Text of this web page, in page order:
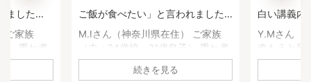
れました
生徒さ
ご家族
） 重ね煮
に悩んで
白い講義内容でした。【重ね煮ア
カデミー基礎科生徒さんのお声】
Y.Mさん（静岡県在住） 基礎科へ
進もうと思った理由は何ですか？
養生科がとても面白かったので、
続けようと思いました。1年を通し
続きを見る
いた1年前
煮アカデミ
高瀬恵子さ
科へ進も
か？ 養生